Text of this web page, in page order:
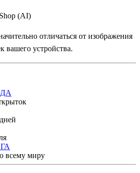
(AI)
отличаться от изображения
вашего устройства.
всему миру